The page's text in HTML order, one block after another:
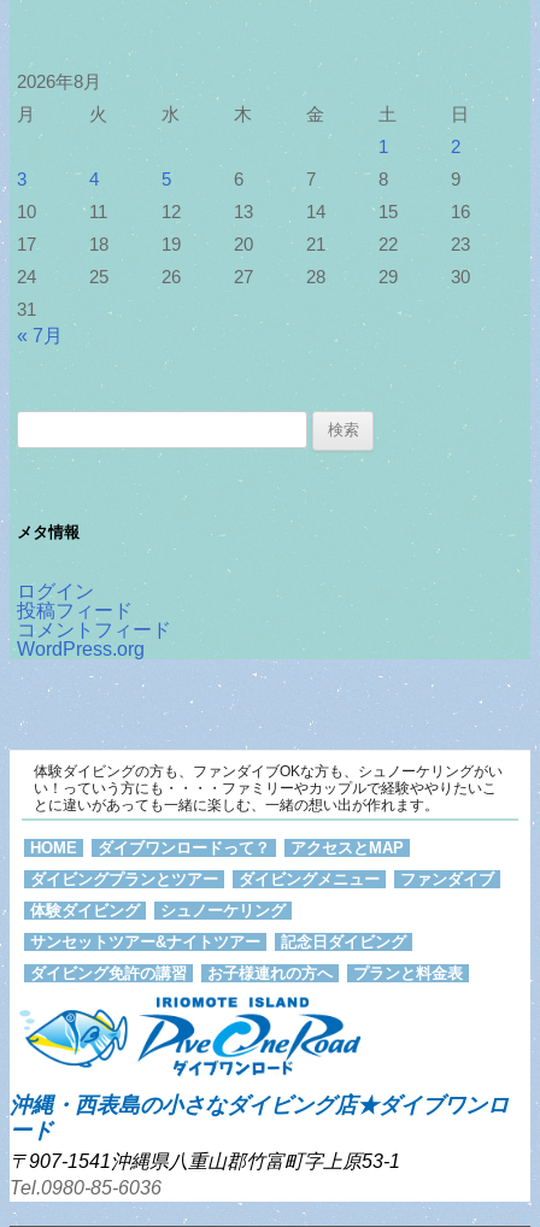
2026年8月
月
火 水 木 金 土
日
1
2
3
4 5 6 7 8
9
10
11 12 13 14 15
16
17
18 19 20 21 22
23
24
25 26 27 28 29
30
31
« 7月
メタ情報
ログイン
投稿フィード
コメントフィード
WordPress.org
体験ダイビングの方も、ファンダイブOKな方も、シュノーケリングがい
い！っていう方にも・・・・ファミリーやカップルで経験ややりたいこ
とに違いがあっても一緒に楽しむ、一緒の想い出が作れます。
HOME ダイブワンロードって？
アクセスとMAP
ダイビングプランとツアー
ダイビングメニュー
ファンダイブ
体験ダイビング
シュノーケリング
サンセットツアー&ナイトツアー
記念日ダイビング
ダイビング免許の講習
お子様連れの方へ プランと料金表
沖縄・西表島の小さなダイビング店★ダイブワンロ
ード
〒907-1541沖縄県八重山郡竹富町字上原53-1
Tel.0980-85-6036